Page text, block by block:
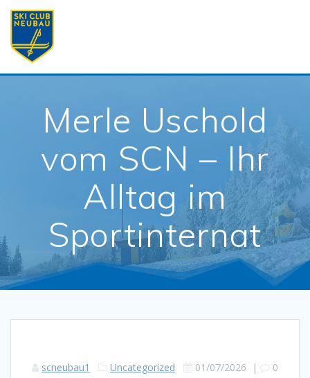
Merle Uschold
vom SCN – Ihr
Alltag im
Sportinternat
scneubau1 Uncategorized 01/07/2026 | 0